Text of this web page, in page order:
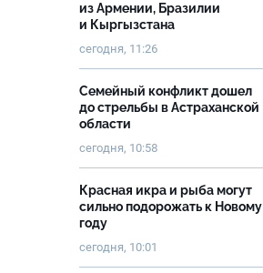
из Армении, Бразилии
и Кыргызстана
сегодня, 11:26
Семейный конфликт дошел
до стрельбы в Астраханской
области
сегодня, 10:58
Красная икра и рыба могут
сильно подорожать к Новому
году
сегодня, 10:01